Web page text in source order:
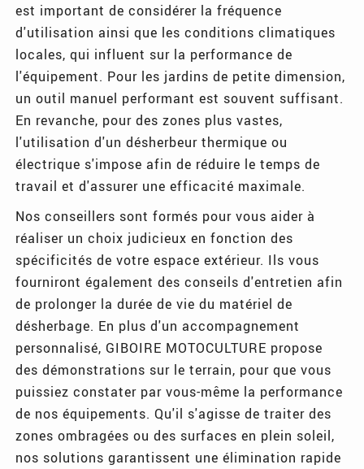
est important de considérer la fréquence
d'utilisation ainsi que les conditions climatiques
locales, qui influent sur la performance de
l'équipement. Pour les jardins de petite dimension,
un outil manuel performant est souvent suffisant.
En revanche, pour des zones plus vastes,
l'utilisation d'un désherbeur thermique ou
électrique s'impose afin de réduire le temps de
travail et d'assurer une efficacité maximale.
Nos conseillers sont formés pour vous aider à
réaliser un choix judicieux en fonction des
spécificités de votre espace extérieur. Ils vous
fourniront également des conseils d'entretien afin
de prolonger la durée de vie du matériel de
désherbage. En plus d'un accompagnement
personnalisé, GIBOIRE MOTOCULTURE propose
des démonstrations sur le terrain, pour que vous
puissiez constater par vous-même la performance
de nos équipements. Qu'il s'agisse de traiter des
zones ombragées ou des surfaces en plein soleil,
nos solutions garantissent une élimination rapide